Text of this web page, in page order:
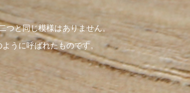
と同じ模様はありません。
うに呼ばれたものです。